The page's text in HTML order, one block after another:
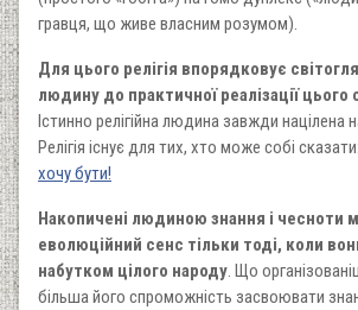
гравця, що живе власним розумом).
Для цього релігія впорядковує
людину до практичної реалізації цього
Істинно релігійна людина завжди націлена
Релігія існує для тих, хто може собі сказати:
хочу бути!
Накопичені людиною знання і чесноти
еволюційний сенс тільки тоді, коли
набутком цілого народу. Що
більша його спроможність засвоювати